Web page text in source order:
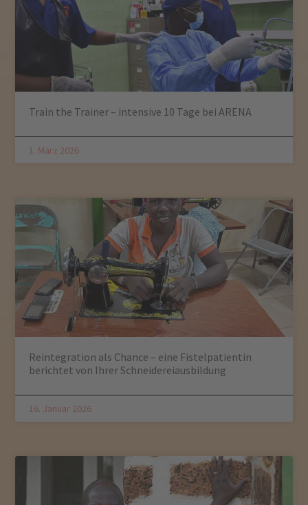
Train the Trainer – intensive 10 Tage bei ARENA
1. März 2026
Reintegration als Chance – eine Fistelpatientin
berichtet von Ihrer Schneidereiausbildung
16. Januar 2026